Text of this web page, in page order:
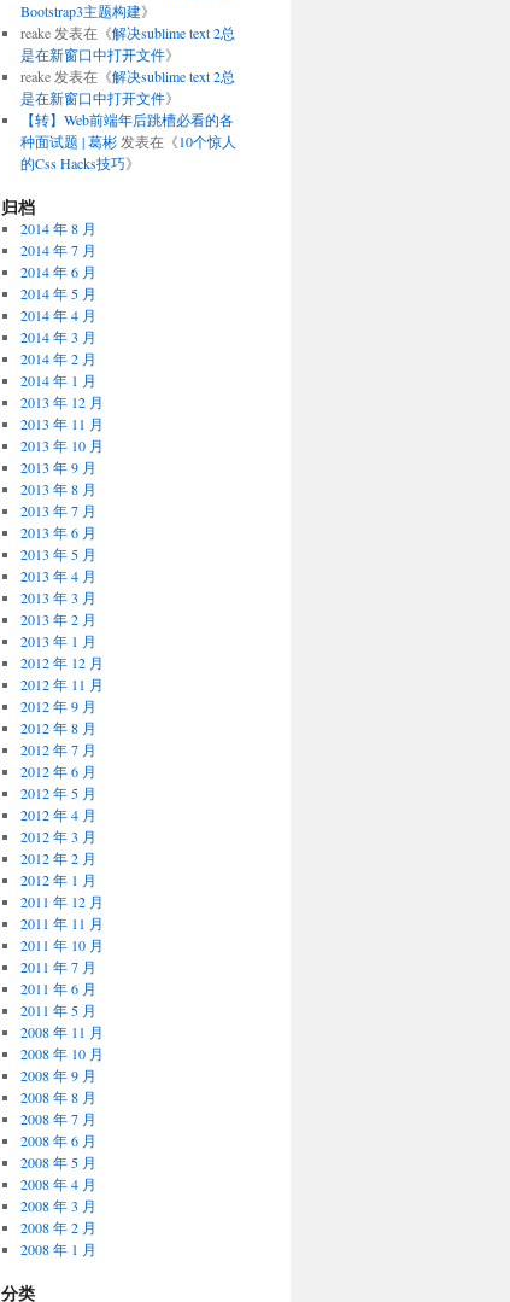
Bootstrap3主题构建》
reake发表在《解决sublime text 2总
是在新窗口中打开文件》
reake发表在《解决sublime text 2总
是在新窗口中打开文件》
【转】Web前端年后跳槽必看的各
种面试题 | 葛彬发表在《10个惊人
的Css Hacks技巧》
归档
2014 年 8 月
2014 年 7 月
2014 年 6 月
2014 年 5 月
2014 年 4 月
2014 年 3 月
2014 年 2 月
2014 年 1 月
2013 年 12 月
2013 年 11 月
2013 年 10 月
2013 年 9 月
2013 年 8 月
2013 年 7 月
2013 年 6 月
2013 年 5 月
2013 年 4 月
2013 年 3 月
2013 年 2 月
2013 年 1 月
2012 年 12 月
2012 年 11 月
2012 年 9 月
2012 年 8 月
2012 年 7 月
2012 年 6 月
2012 年 5 月
2012 年 4 月
2012 年 3 月
2012 年 2 月
2012 年 1 月
2011 年 12 月
2011 年 11 月
2011 年 10 月
2011 年 7 月
2011 年 6 月
2011 年 5 月
2008 年 11 月
2008 年 10 月
2008 年 9 月
2008 年 8 月
2008 年 7 月
2008 年 6 月
2008 年 5 月
2008 年 4 月
2008 年 3 月
2008 年 2 月
2008 年 1 月
分类